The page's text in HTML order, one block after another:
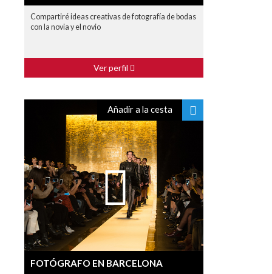
Compartiré ideas creativas de fotografía de bodas
con la novia y el novio
Ver perfil
Añadir a la cesta
FOTÓGRAFO EN BARCELONA